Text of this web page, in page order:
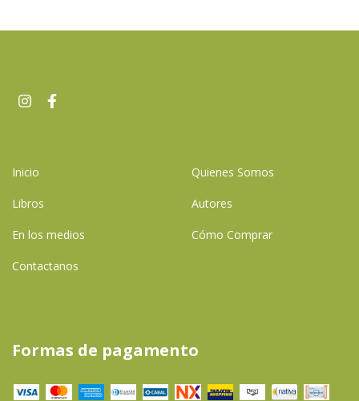
Inicio Quienes Somos
Libros Autores
En los medios Cómo Comprar
Contactanos
Formas de pagamento